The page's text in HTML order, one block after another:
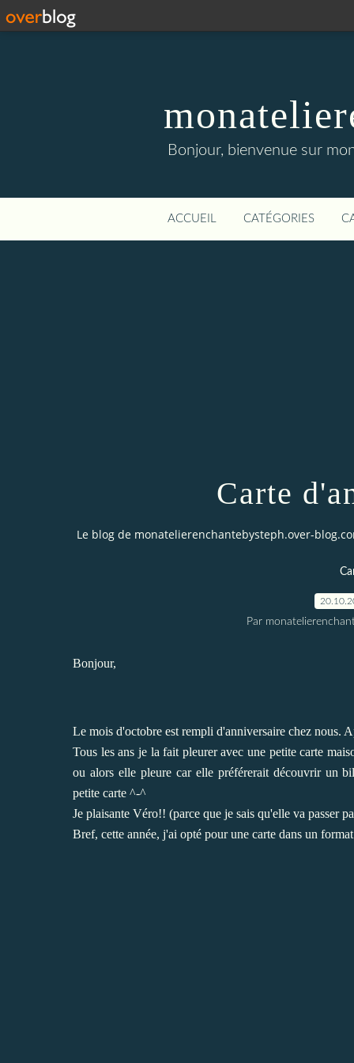
Bonjour, bienvenue sur
ACCUEIL CATÉGORIES
Carte
Le blog de monatelierenchantebysteph.over-
Par
Bonjour,
Le mois d'octobre est rempli d'anniversaire chez nous.
Tous les ans je la fait pleurer avec une petite carte
ou alors elle pleure car elle préférerait découvrir un
petite carte ^-^
Je plaisante Véro!! (parce que je sais qu'elle va passer
Bref, cette année, j'ai opté pour une carte dans un